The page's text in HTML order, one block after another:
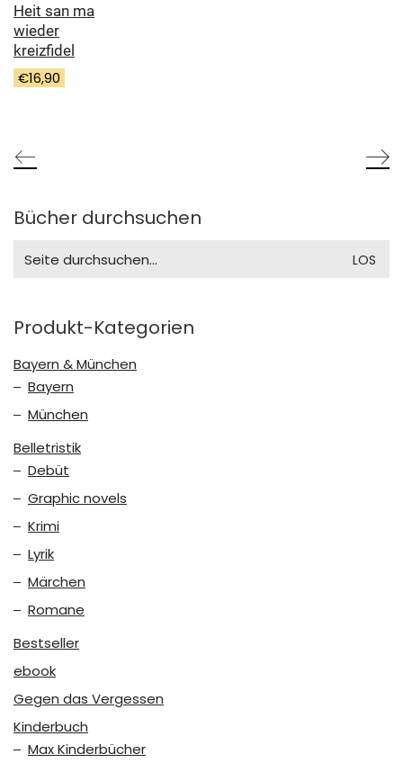
Heit san ma
wieder
kreizfidel
€16,90
Bücher durchsuchen
for:
Produkt-Kategorien
Bayern & München
Bayern
München
Belletristik
Debüt
Graphic novels
Krimi
Lyrik
Märchen
Romane
Bestseller
ebook
Gegen das Vergessen
Kinderbuch
Max Kinderbücher